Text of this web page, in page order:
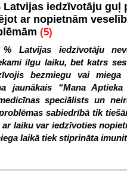
Latvijas iedzīvotāju guļ
ar nopietnām
(5)
Latvijas iedzīvotāju
ilgu laiku, bet katrs
bezmiegu vai miega
jaunākais “Mana
speciālists un
sabiedrībā tik
laiku var iedzīvoties
laikā tiek stiprināta